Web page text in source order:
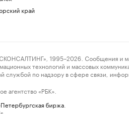
край
1995–2026. Сообщения и
технологий и массовых
службой по надзору в сфере связи,
агентство «РБК».
биржа